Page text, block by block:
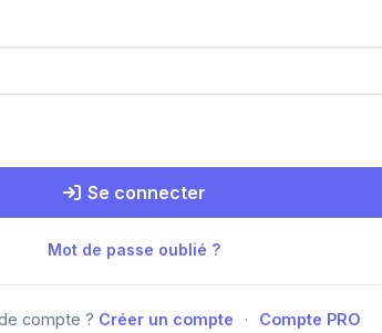
Se connecter
Mot de passe oublié ?
compte ? Créer un compte · Compte PRO